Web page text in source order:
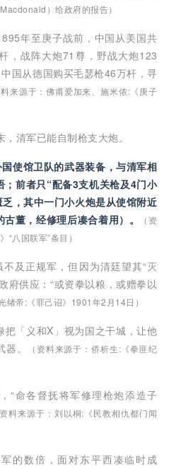
，口径37毫米
机关炮
标记的曼里彻式毛瑟枪和来复枪
及其他
的报告）
）给政府的报告）
年至庚子战前，中国从美国共
，战阵大炮71尊，野战大炮123
国从德国购买毛瑟枪46万杆，寻
料来源于：佛甫爱加来、施米侬:《庚子
清军已能自制枪支大炮。
使馆卫队的武器装备，与清军相
；前者只“配备3支机关枪及4门小
，其中一门小火炮是从使馆附近
董，经修理后凑合着用）。
（资
“八国联军”条目）
不及正规军，但因为清廷望其“灭
府供应：“或资拳以粮，或赠拳以
绪帝:《罪己诏》1901年2月14日）
把「义和X」视为国之干城，让他
。
（资料来源于：侨析生:《拳匪纪
“命各督抚将军修理枪炮添造子
资料来源于：刘以桐:《民教相仇都门闻
的数倍，面对东平西凑临时成